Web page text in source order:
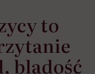
to
bladość